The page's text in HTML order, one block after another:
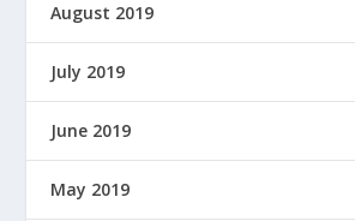
August 2019
July 2019
June 2019
May 2019